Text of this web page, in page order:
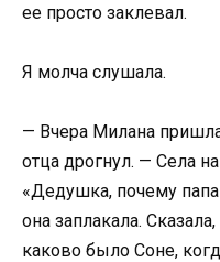
ее просто заклевал.
Я молча слушала.
— Вчера Милана
отца дрогнул. — Села
«Дедушка, почему папа
она заплакала.
каково было Соне,